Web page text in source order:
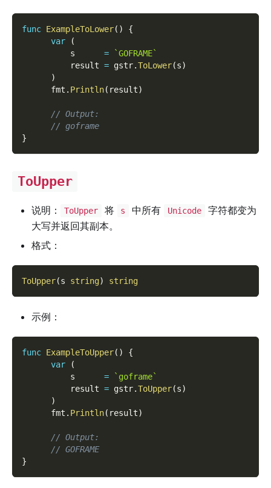
func ExampleToLower( )
{
var
(
          s
=
`GOFRAME`
          result
= gstr.ToLower(s)
)
      fmt
. Println( result)
// Output:
// goframe
}
ToUpper
说明： ToUpper 将 s 中所有 Unicode
字符都变为
大写并返回其副本。
格式：
ToUpper(s string) string
示例：
func ExampleToUpper( )
{
var
(
          s
=
`goframe`
          result
= gstr.ToUpper(s)
)
      fmt
. Println( result)
// Output:
// GOFRAME
}